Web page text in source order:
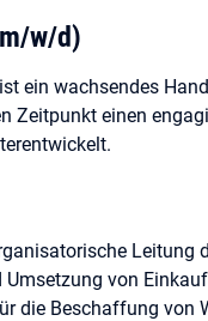
w/d)
ein wachsendes
Zeitpunkt einen
Leitung
Umsetzung von
die Beschaffung von